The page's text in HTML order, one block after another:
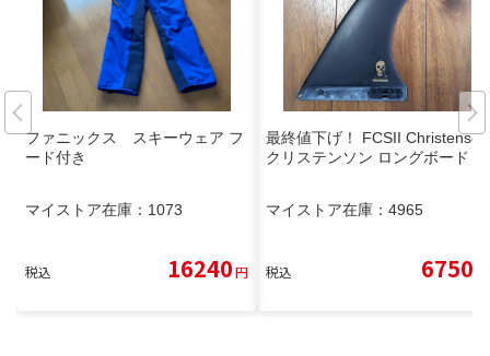
ファニックス スキーウェア フ
ード付き
マイストア在庫： 1073
税込 16240円
最終値下げ！ FCSII Christenson
クリステンソン ロングボード
マイストア在庫： 4965
税込 6750